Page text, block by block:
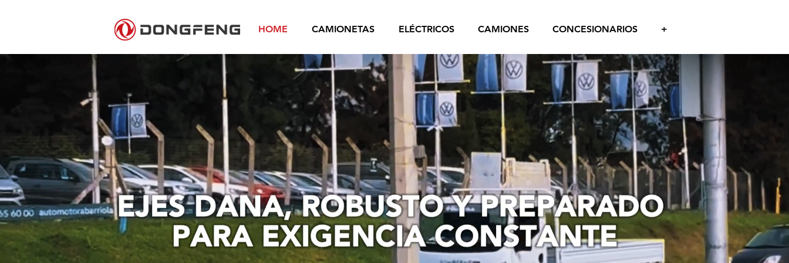
HOME CAMIONETAS ELÉCTRICOS CAMIONES CONCESIONARIOS +